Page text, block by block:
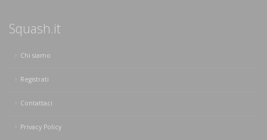
Squash.it
Chi siamo
Registrati
Contattaci
Privacy Policy